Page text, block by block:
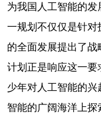
为我国人工智能的
一规划不仅仅是针
的全面发展提出了
计划正是响应这一
少年对人工智能的
智能的广阔海洋上